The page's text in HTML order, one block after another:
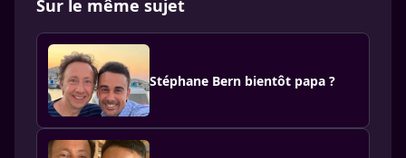
Sur le même sujet
Stéphane Bern bientôt papa ?